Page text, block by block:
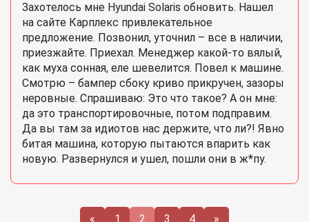
Захотелось мне Hyundai Solaris обновить. Нашел
на сайте Карплекс привлекательное
предложение. Позвонил, уточнил – все в наличии,
приезжайте. Приехал. Менеджер какой-то вялый,
как муха сонная, еле шевелится. Повел к машине.
Смотрю – бампер сбоку криво прикручен, зазоры
неровные. Спрашиваю: Это что такое? А он мне:
да это транспортировочные, потом подправим.
Да вы там за идиотов нас держите, что ли?! Явно
битая машина, которую пытаются впарить как
новую. Развернулся и ушел, пошли они в ж*пу.
« 1 2 3 4 »